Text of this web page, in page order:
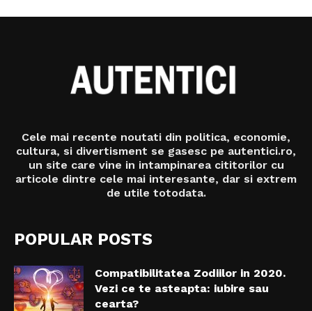
Cele mai recente noutati din politica, economie,
cultura, si divertisment se gasesc pe autentici.ro,
un site care vine in intampinarea cititorilor cu
articole dintre cele mai interesante, dar si extrem
de utile totodata.
POPULAR POSTS
Compatibilitatea Zodiilor in 2020.
Vezi ce te asteapta: iubire sau
cearta?